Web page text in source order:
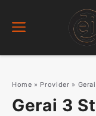
Menu
Home » Provider »
Gerai 3